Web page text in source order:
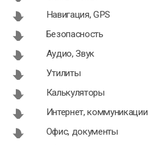
Навигация, GPS
Безопасность
Аудио, Звук
Утилиты
Калькуляторы
Интернет, коммуникации
Офис, документы